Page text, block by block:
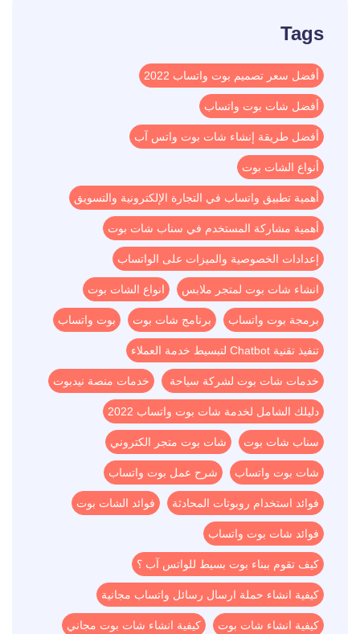
Tags
أفضل سعر تصميم بوت واتساب 2022
أفضل شات بوت واتساب
أفضل طريقة إنشاء شات بوت واتس آب
أنواع الشات بوت
أهمية تطبيق واتساب في التجارة الإلكترونية والتسويق
أهمية مشاركة المستخدم في سناب شات بوت
إعدادات الخصوصية والميزات على الواتساب
انشاء شات بوت لمتجر ملابس انواع الشات بوت
برمجة بوت واتساب برنامج شات بوت بوت واتساب
تنفيذ تقنية Chatbot لتبسيط خدمة العملاء
خدمات شات بوت لشركة سياحة خدمات منصة نيدبوت
دليلك الشامل لخدمة شات بوت واتساب 2022
سناب شات بوت شات بوت متجر الكتروني
شات بوت واتساب شرح عمل بوت واتساب
فوائد استخدام روبوتات المحادثة فوائد الشات بوت
فوائد شات بوت واتساب
كيف تقوم ببناء بوت بسيط للواتس آب ؟
كيفية انشاء حملة ارسال رسائل واتساب مجانية
كيفية انشاء شات بوت كيفية انشاء شات بوت مجاني